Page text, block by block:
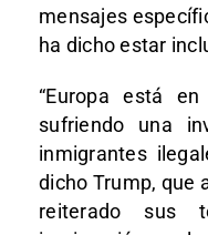
mensajes
ha dicho estar
“Europa está
sufriendo una
inmigrantes
dicho Trump, que
reiterado sus